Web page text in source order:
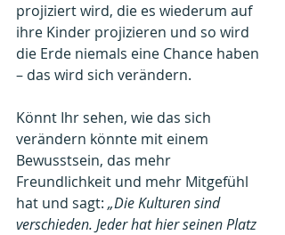
projiziert wird, die es wiederum auf
ihre Kinder projizieren und so wird
die Erde niemals eine Chance haben
– das wird sich verändern.
Könnt Ihr sehen, wie das sich
verändern könnte mit einem
Bewusstsein, das mehr
Freundlichkeit und mehr Mitgefühl
hat und sagt: „Die Kulturen sind
verschieden. Jeder hat hier seinen Platz